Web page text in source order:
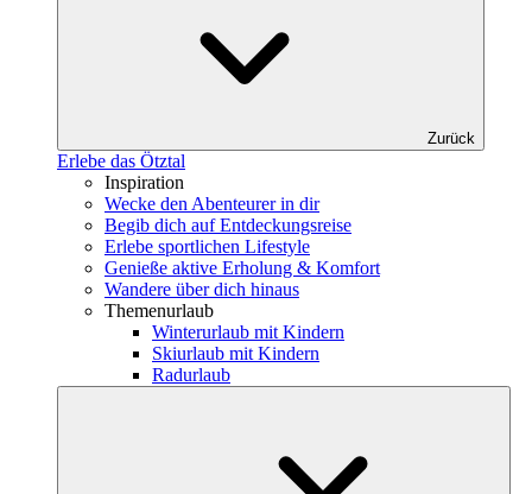
Zurück
Erlebe das Ötztal
Inspiration
Wecke den Abenteurer in dir
Begib dich auf Entdeckungsreise
Erlebe sportlichen Lifestyle
Genieße aktive Erholung & Komfort
Wandere über dich hinaus
Themenurlaub
Winterurlaub mit Kindern
Skiurlaub mit Kindern
Radurlaub